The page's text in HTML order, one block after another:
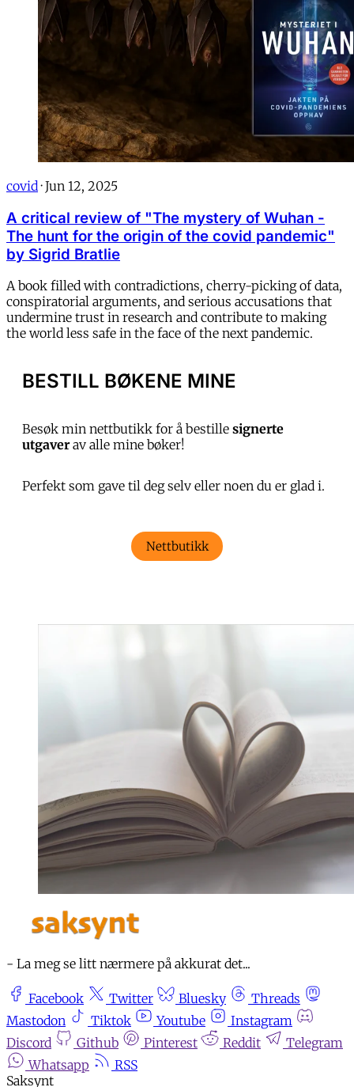
covid · Jun 12, 2025
A critical review of "The mystery of Wuhan -
The hunt for the origin of the covid pandemic"
by Sigrid Bratlie
A book filled with contradictions, cherry-picking of data,
conspiratorial arguments, and serious accusations that
undermine trust in research and contribute to making
the world less safe in the face of the next pandemic.
BESTILL BØKENE MINE
Besøk min nettbutikk for å bestille signerte
utgaverav alle mine bøker!
Perfekt som gave til deg selv eller noen du er glad i.
Nettbutikk
- La meg se litt nærmere på akkurat det...
Facebook Twitter Bluesky
Threads
Mastodon
Tiktok Youtube
Instagram
Discord
Github Pinterest Reddit
Telegram
Whatsapp
RSS